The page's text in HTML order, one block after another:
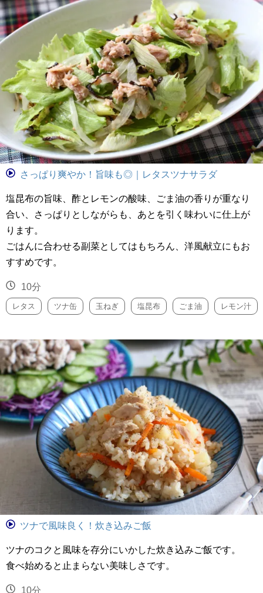
さっぱり爽やか！旨味も◎｜レタスツナサラダ
塩昆布の旨味、酢とレモンの酸味、ごま油の香りが重なり
合い、さっぱりとしながらも、あとを引く味わいに仕上が
ります。
ごはんに合わせる副菜としてはもちろん、洋風献立にもお
すすめです。
10分
レタス ツナ缶 玉ねぎ 塩昆布 ごま油 レモン汁
ツナで風味良く！炊き込みご飯
ツナのコクと風味を存分にいかした炊き込みご飯です。
食べ始めると止まらない美味しさです。
10分